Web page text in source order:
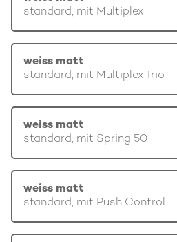
standard, mit Multiplex
weiss matt
standard, mit Multiplex Trio
weiss matt
standard, mit Spring 50
weiss matt
standard, mit Push Control